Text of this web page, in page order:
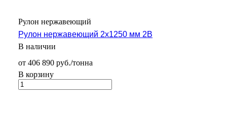
Рулон нержавеющий
Рулон нержавеющий 2х1250 мм 2В
В наличии
от 406 890 руб./тонна
В корзину